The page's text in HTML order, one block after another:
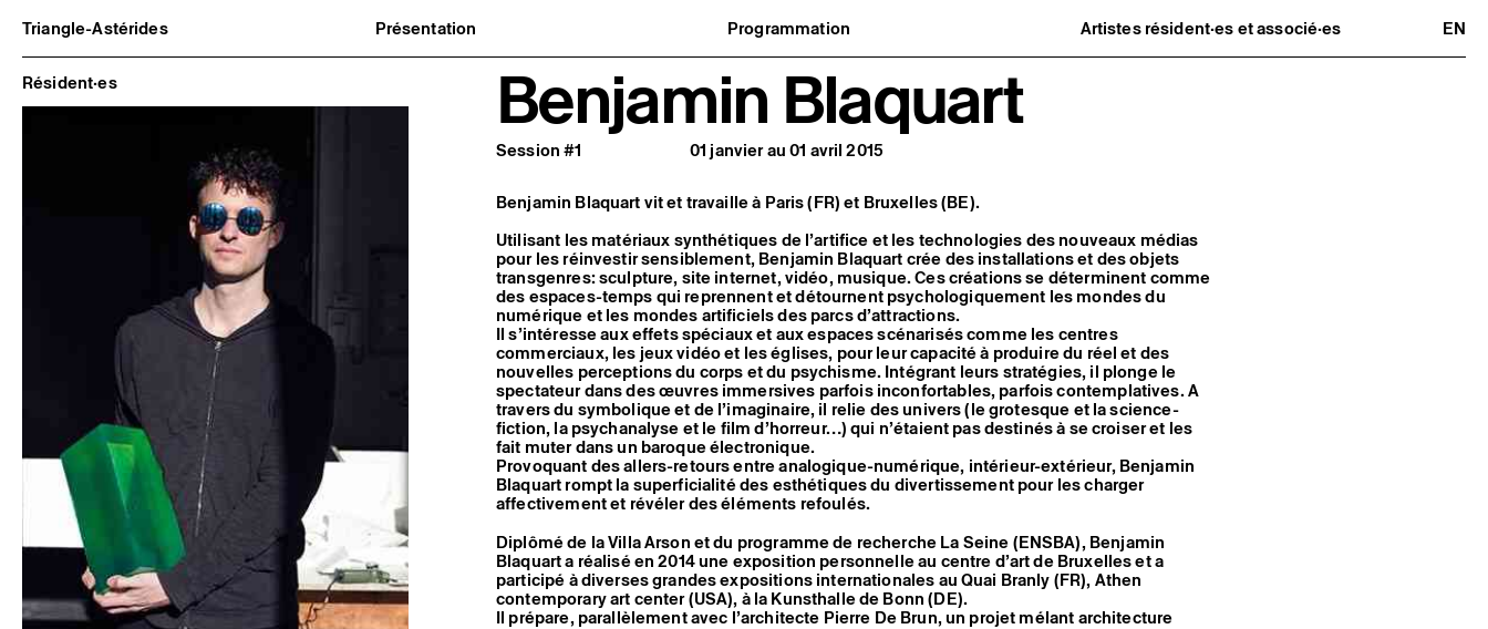
Triangle-Astérides Présentation Programmation Artistes résident·es et associé·es
EN
Centre d’art contemporain
d’intérêt national
et résidence internationale d'artistes
À propos
Équipe et gouvernance
Partenaires et réseaux
Formation professionnelle
Adhérer / nous soutenir
Rapports d'activité
Agenda : en cours et à venir
Expositions
Événements
Programmation éditoriale
Médiation
Publics associés
Résident·es
Résident·es Benjamin Blaquart
Session #1 01 janvier au 01 avril 2015
Benjamin Blaquart vit et travaille à Paris (FR) et Bruxelles (BE).
Utilisant les matériaux synthétiques de l’artifice et les technologies des nouveaux médias
pour les réinvestir sensiblement, Benjamin Blaquart crée des installations et des objets
transgenres: sculpture, site internet, vidéo, musique. Ces créations se déterminent comme
des espaces-temps qui reprennent et détournent psychologiquement les mondes du
numérique et les mondes artificiels des parcs d’attractions.
Il s’intéresse aux effets spéciaux et aux espaces scénarisés comme les centres
commerciaux, les jeux vidéo et les églises, pour leur capacité à produire du réel et des
nouvelles perceptions du corps et du psychisme. Intégrant leurs stratégies, il plonge le
spectateur dans des œuvres immersives parfois inconfortables, parfois contemplatives. A
travers du symbolique et de l’imaginaire, il relie des univers (le grotesque et la science-
fiction, la psychanalyse et le film d’horreur…) qui n’étaient pas destinés à se croiser et les
fait muter dans un baroque électronique.
Provoquant des allers-retours entre analogique-numérique, intérieur-extérieur, Benjamin
Blaquart rompt la superficialité des esthétiques du divertissement pour les charger
affectivement et révéler des éléments refoulés.
Diplômé de la Villa Arson et du programme de recherche La Seine (ENSBA), Benjamin
Blaquart a réalisé en 2014 une exposition personnelle au centre d’art de Bruxelles et a
participé à diverses grandes expositions internationales au Quai Branly (FR), Athen
contemporary art center (USA), à la Kunsthalle de Bonn (DE).
Il prépare, parallèlement avec l’architecte Pierre De Brun, un projet mélant architecture